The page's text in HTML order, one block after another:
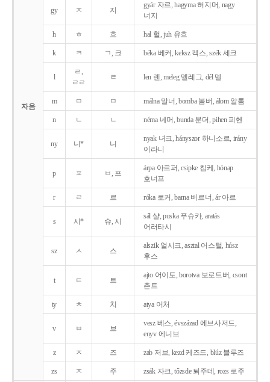
자음
gy ㅈ 지
gyár 자르, hagyma 허지머, nagy
너지
h ㅎ 흐 hal 헐, juh 유흐
k ㅋ ㄱ, 크 béka 베커, keksz 켁스, szék 세크
l
ㄹ,
ㄹㄹ
ㄹ len 렌, meleg 멜레그, dél 델
m ㅁ ㅁ málna 말너, bomba 봄버, álom 알롬
n ㄴ ㄴ néma 네머, bunda 분더, pihen 피헨
ny 니* 니
nyak 녀크, hányszor 하니소르, irány
이라니
p ㅍ ㅂ, 프
árpa 아르퍼, csipke 칩케, hónap
호너프
r ㄹ 르 róka 로커, barna 버르너, ár 아르
s 시* 슈, 시
sál 샬, puska 푸슈카, aratás
어러타시
sz ㅅ 스
alszik 얼시크, asztal 어스털, húsz
후스
t ㅌ 트
ajto 어이토, borotva 보로트버, csont
촌트
ty ㅊ 치 atya 어처
v ㅂ 브
vesz 베스, évszázad 에브사저드,
enyv 에니브
z ㅈ 즈 zab 저브, kezd 케즈드, blúz 블루즈
zs ㅈ 주 zsák 자크, tőzsde 퇴주데, rozs 로주